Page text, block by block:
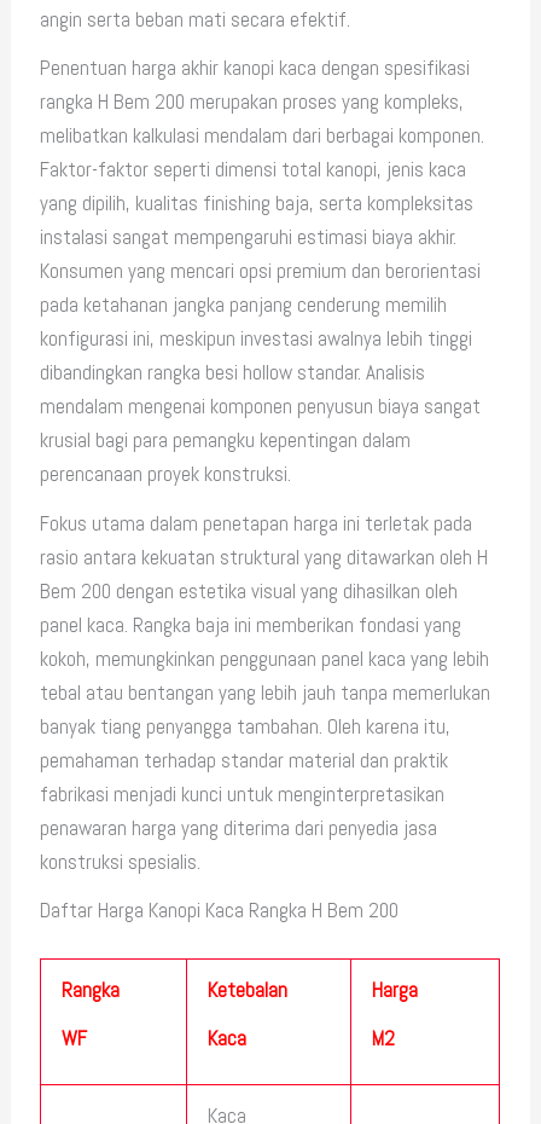
angin serta beban mati secara efektif.
Penentuan harga akhir kanopi kaca dengan spesifikasi
rangka H Bem 200 merupakan proses yang kompleks,
melibatkan kalkulasi mendalam dari berbagai komponen.
Faktor-faktor seperti dimensi total kanopi, jenis kaca
yang dipilih, kualitas finishing baja, serta kompleksitas
instalasi sangat mempengaruhi estimasi biaya akhir.
Konsumen yang mencari opsi premium dan berorientasi
pada ketahanan jangka panjang cenderung memilih
konfigurasi ini, meskipun investasi awalnya lebih tinggi
dibandingkan rangka besi hollow standar. Analisis
mendalam mengenai komponen penyusun biaya sangat
krusial bagi para pemangku kepentingan dalam
perencanaan proyek konstruksi.
Fokus utama dalam penetapan harga ini terletak pada
rasio antara kekuatan struktural yang ditawarkan oleh H
Bem 200 dengan estetika visual yang dihasilkan oleh
panel kaca. Rangka baja ini memberikan fondasi yang
kokoh, memungkinkan penggunaan panel kaca yang lebih
tebal atau bentangan yang lebih jauh tanpa memerlukan
banyak tiang penyangga tambahan. Oleh karena itu,
pemahaman terhadap standar material dan praktik
fabrikasi menjadi kunci untuk menginterpretasikan
penawaran harga yang diterima dari penyedia jasa
konstruksi spesialis.
Daftar Harga Kanopi Kaca Rangka H Bem 200
Rangka
WF
Ketebalan
Kaca
Harga
M2
Kaca